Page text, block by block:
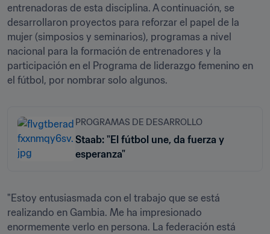
entrenadoras de esta disciplina. A continuación, se
desarrollaron proyectos para reforzar el papel de la
mujer (simposios y seminarios), programas a nivel
nacional para la formación de entrenadores y la
participación en el Programa de liderazgo femenino en
PROGRAMAS DE DESARROLLO
Staab: "El fútbol une, da fuerza y
esperanza"
"Estoy entusiasmada con el trabajo que se está
realizando en Gambia. Me ha impresionado
enormemente verlo en persona. La federación está